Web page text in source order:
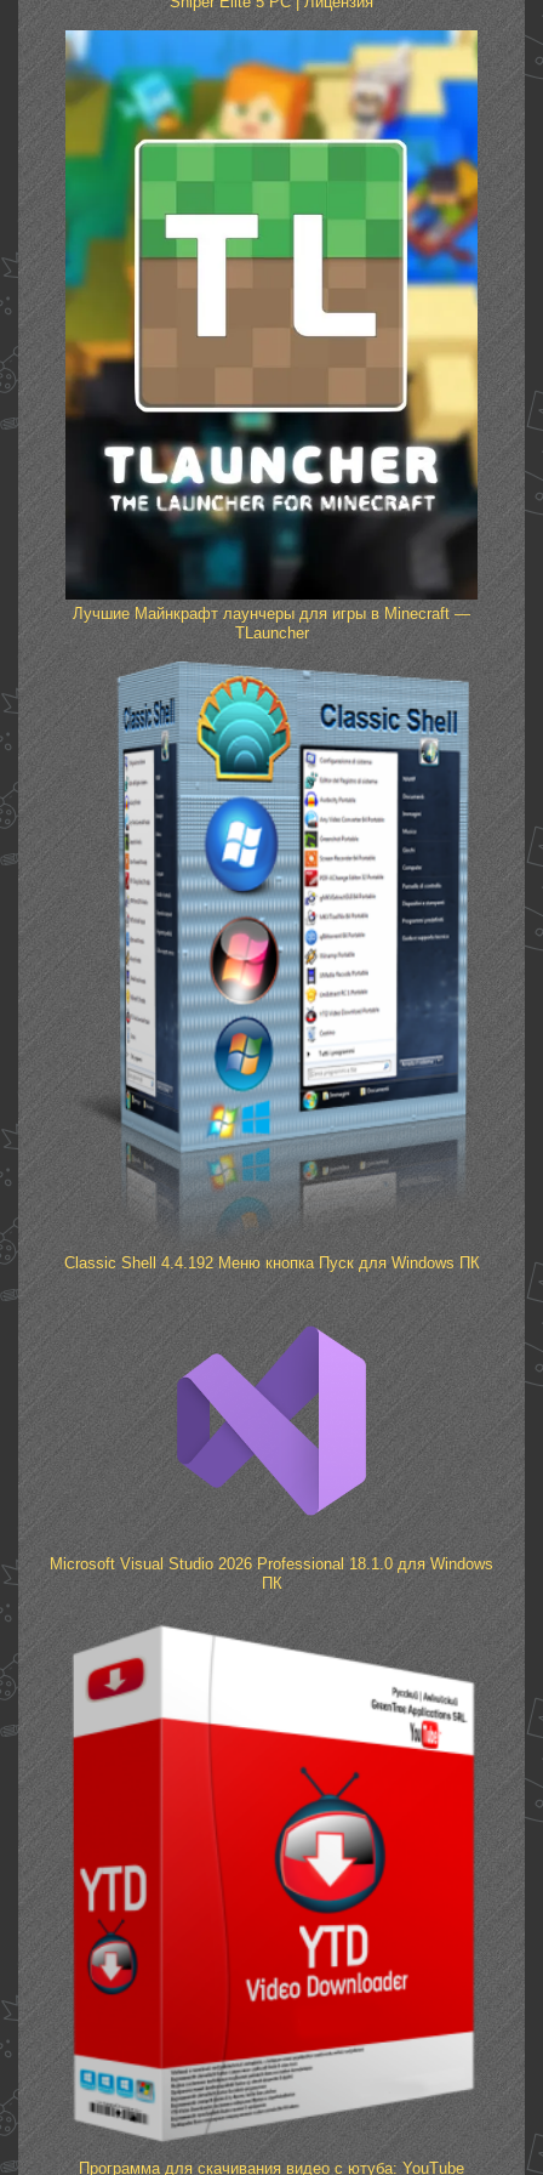
Лучшие Майнкрафт лаунчеры для игры в Minecraft —
TLauncher
Classic Shell 4.4.192 Меню кнопка Пуск для Windows ПК
Microsoft Visual Studio 2026 Professional 18.1.0 для Windows
ПК
Программа для скачивания видео с ютуба: YouTube